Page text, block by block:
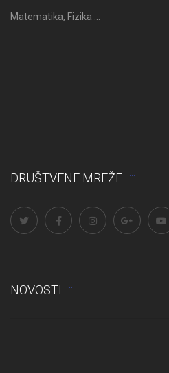
Matematika, Fizika …
DRUŠTVENE MREŽE
NOVOSTI